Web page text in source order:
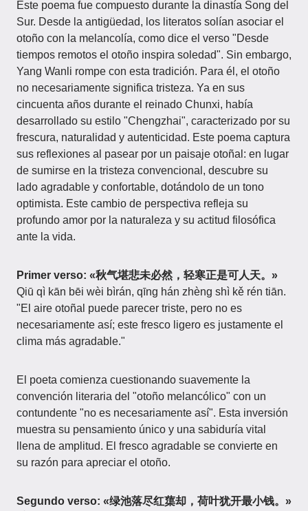
Este poema fue compuesto durante la dinastía Song del
Sur. Desde la antigüedad, los literatos solían asociar el
otoño con la melancolía, como dice el verso "Desde
tiempos remotos el otoño inspira soledad". Sin embargo,
Yang Wanli rompe con esta tradición. Para él, el otoño
no necesariamente significa tristeza. Ya en sus
cincuenta años durante el reinado Chunxi, había
desarrollado su estilo "Chengzhai", caracterizado por su
frescura, naturalidad y autenticidad. Este poema captura
sus reflexiones al pasear por un paisaje otoñal: en lugar
de sumirse en la tristeza convencional, descubre su
lado agradable y confortable, dotándolo de un tono
optimista. Este cambio de perspectiva refleja su
profundo amor por la naturaleza y su actitud filosófica
ante la vida.
Primer verso: «秋气堪悲未必然，轻寒正是可人天。»
Qiū qì kān bēi wèi bìrán, qīng hán zhèng shì kě rén tiān.
"El aire otoñal puede parecer triste, pero no es
necesariamente así; este fresco ligero es justamente el
clima más agradable."
El poeta comienza cuestionando suavemente la
convención literaria del "otoño melancólico" con un
contundente "no es necesariamente así". Esta inversión
muestra su pensamiento único y una sabiduría vital
llena de amplitud. El fresco agradable se convierte en
su razón para apreciar el otoño.
Segundo verso: «绿池落尽红蕖却，荷叶犹开最小钱。»